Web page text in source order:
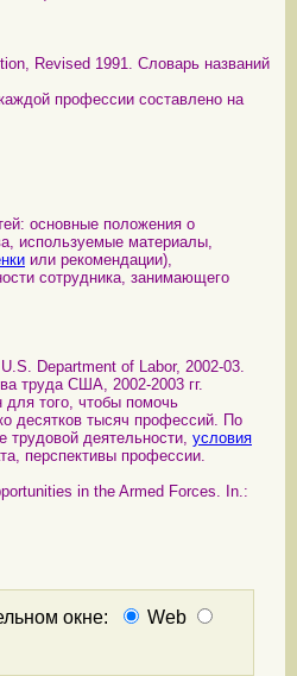
Revised 1991. Словарь названий
профессии составлено на
основные положения о
используемые материалы,
или рекомендации),
сотрудника, занимающего
Department of Labor, 2002-03.
труда США, 2002-2003 гг.
того, чтобы помочь
десятков тысяч профессий. По
деятельности, условия
перспективы профессии.
in the Armed Forces. In.:
окне:
Web